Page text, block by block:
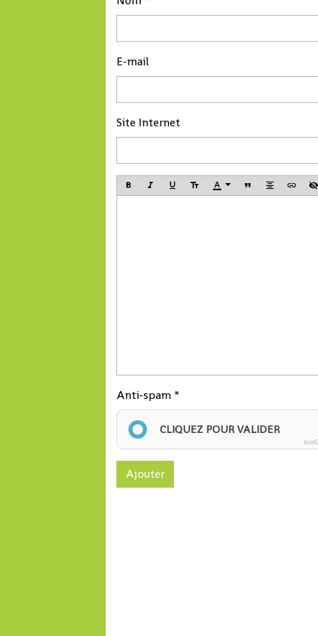
E-mail
Site Internet
Anti-spam
CLIQUEZ POUR VALIDER
Ajouter